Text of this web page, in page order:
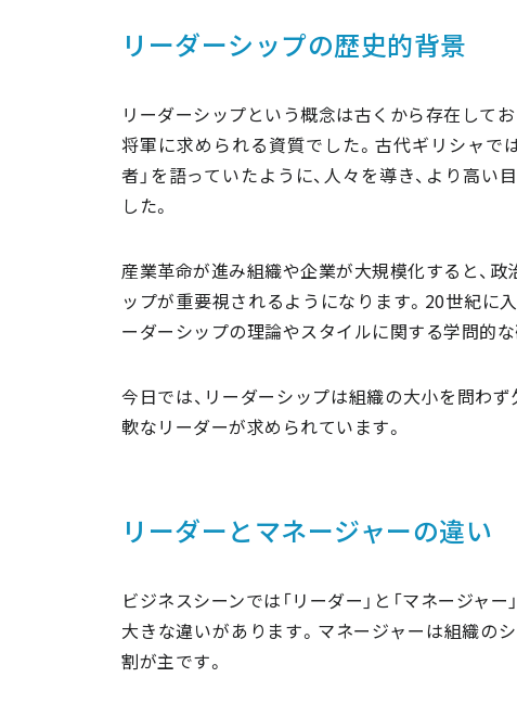
他者への影響力の強化
モチベーション維持の方法
信頼関係の構築
変化に対応する柔軟性
まとめ
リーダーシップの歴史的背景
リーダーシップという概念は古くから存在して
将軍に求められる資質でした。古代ギリシャで
者」を語っていたように、人々を導き、より高
した。
産業革命が進み組織や企業が大規模化すると、
ップが重要視されるようになります。20世紀に
ーダーシップの理論やスタイルに関する学問的
今日では、リーダーシップは組織の大小を問わ
軟なリーダーが求められています。
リーダーとマネージャーの違い
ビジネスシーンでは「リーダー」と「マネージャ
大きな違いがあります。マネージャーは組織の
割が主です。